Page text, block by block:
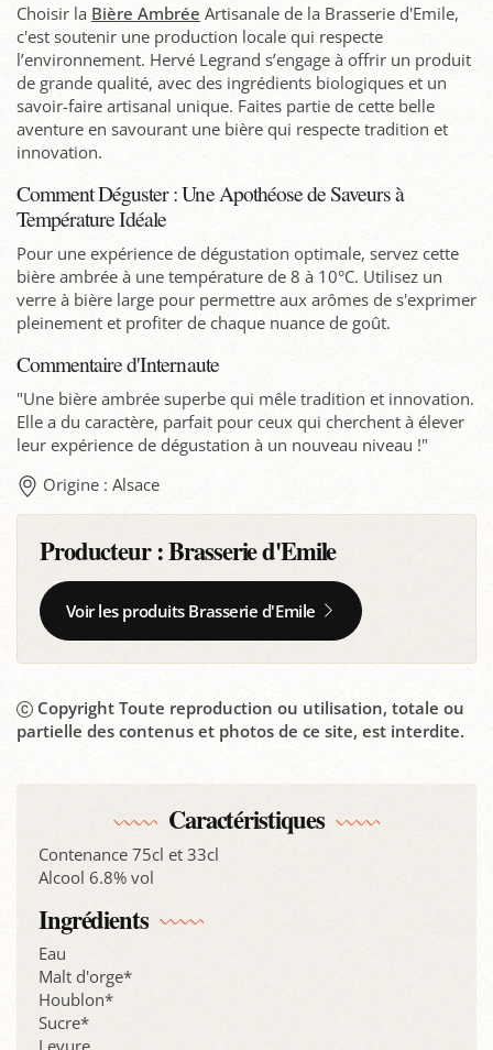
Choisir la Bière Ambrée Artisanale de la Brasserie d'Emile,
c'est soutenir une production locale qui respecte
l’environnement. Hervé Legrand s’engage à offrir un produit
de grande qualité, avec des ingrédients biologiques et un
savoir-faire artisanal unique. Faites partie de cette belle
aventure en savourant une bière qui respecte tradition et
innovation.
Comment Déguster : Une Apothéose de Saveurs à
Température Idéale
Pour une expérience de dégustation optimale, servez cette
bière ambrée à une température de 8 à 10°C. Utilisez un
verre à bière large pour permettre aux arômes de s'exprimer
pleinement et profiter de chaque nuance de goût.
Commentaire d'Internaute
"Une bière ambrée superbe qui mêle tradition et innovation.
Elle a du caractère, parfait pour ceux qui cherchent à élever
leur expérience de dégustation à un nouveau niveau !"
Origine : Alsace
Producteur :Brasserie d'Emile
Voir les produits Brasserie d'Emile
Copyright Toute reproduction ou utilisation, totale ou
partielle des contenus et photos de ce site, est interdite.
Caractéristiques
Contenance 75cl et 33cl
Alcool 6.8% vol
Ingrédients
Eau
Malt d'orge*
Houblon*
Sucre*